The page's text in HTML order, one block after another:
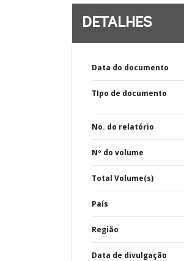
DETALHES
Data do documento
TIpo de documento
No. do relatório
Nº do volume
Total Volume(s)
País
Região
Data de divulgação